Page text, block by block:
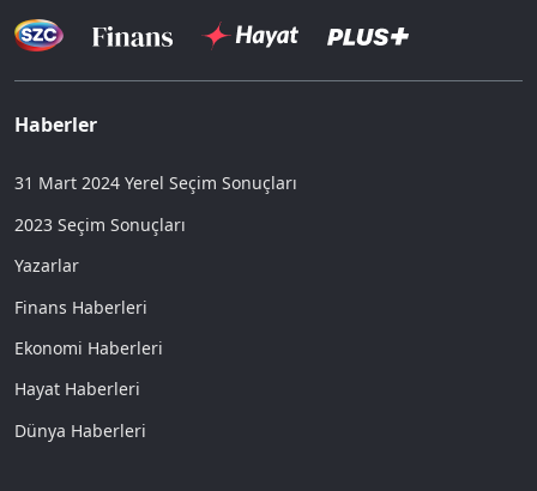
Haberler
31 Mart 2024 Yerel Seçim Sonuçları
2023 Seçim Sonuçları
Yazarlar
Finans Haberleri
Ekonomi Haberleri
Hayat Haberleri
Dünya Haberleri